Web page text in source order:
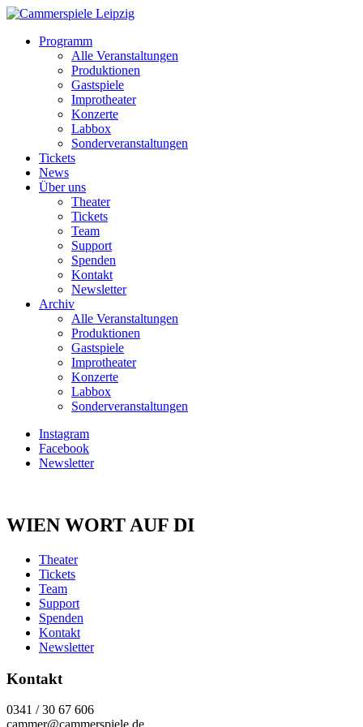
Programm
Alle Veranstaltungen
Produktionen
Gastspiele
Improtheater
Konzerte
Labbox
Sonderveranstaltungen
Tickets
News
Über uns
Theater
Tickets
Team
Support
Spenden
Kontakt
Newsletter
Archiv
Alle Veranstaltungen
Produktionen
Gastspiele
Improtheater
Konzerte
Labbox
Sonderveranstaltungen
Instagram
Facebook
Newsletter
WIEN WORT AUF DI
Theater
Tickets
Team
Support
Spenden
Kontakt
Newsletter
Kontakt
0341 / 30 67 606